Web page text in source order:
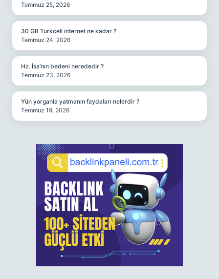
Temmuz 25, 2026
30 GB Turkcell internet ne kadar ?
Temmuz 24, 2026
Hz. İsa’nın bedeni nerededir ?
Temmuz 23, 2026
Yün yorganla yatmanın faydaları nelerdir ?
Temmuz 19, 2026